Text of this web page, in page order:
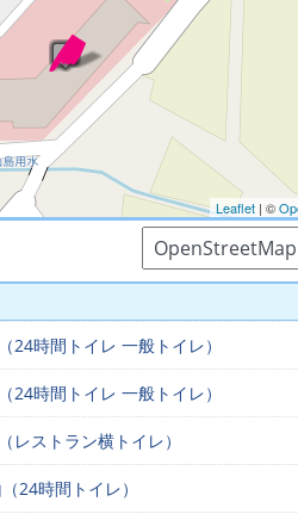
検索、表示中です ※
Leaflet| ©
24時間トイレ 一般トイレ）
24時間トイレ 一般トイレ）
レストラン横トイレ）
24時間トイレ）